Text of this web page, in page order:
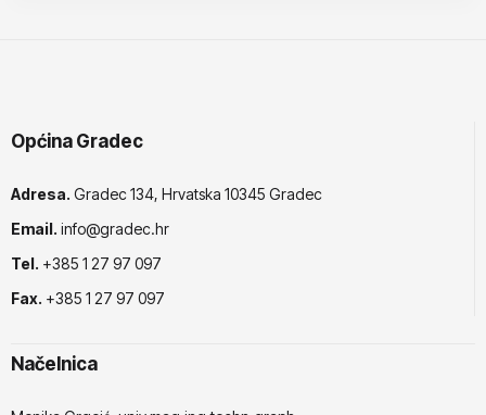
Općina Gradec
Adresa. Gradec 134, Hrvatska 10345 Gradec
Email. info@gradec.hr
Tel. +385 1 27 97 097
Fax. +385 1 27 97 097
Načelnica